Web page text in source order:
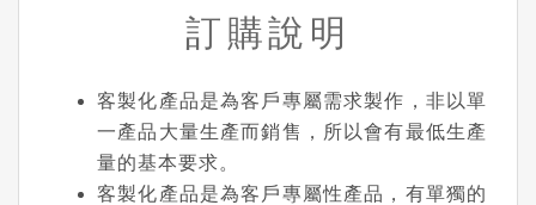
訂購說明
客製化產品是為客戶專屬需求製作，非以單
一產品大量生產而銷售，所以會有最低生產
量的基本要求。
客製化產品是為客戶專屬性產品，有單獨的